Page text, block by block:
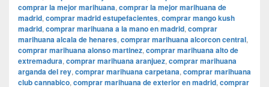
comprar la mejor marihuana, comprar la mejor marihuana de
madrid, comprar madrid estupefacientes, comprar mango kush
madrid, comprar marihuana a la mano en madrid, comprar
marihuana alcala de henares, comprar marihuana alcorcon central,
comprar marihuana alonso martinez, comprar marihuana alto de
extremadura, comprar marihuana aranjuez, comprar marihuana
arganda del rey, comprar marihuana carpetana, comprar marihuana
club cannabico, comprar marihuana de exterior en madrid, comprar